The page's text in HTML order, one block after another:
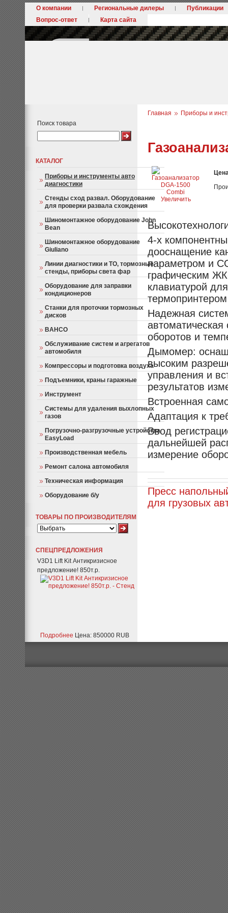
О компании Региональные дилеры
Публикации
Вопрос-ответ
Карта сайта
Поиск товара
КАТАЛОГ
Приборы и инструменты авто
диагностики
Стенды сход развал. Оборудование
для проверки развала схождения
Шиномонтажное оборудование John
Bean
Шиномонтажное оборудование
Giuliano
Линии диагностики и ТО, тормозные
стенды, приборы света фар
Оборудование для заправки
кондиционеров
Станки для проточки тормозных
дисков
BAHCO
Обслуживание систем и агрегатов
автомобиля
Компрессоры и подготовка воздуха
Подъемники, краны гаражные
Инструмент
Системы для удаления выхлопных
газов
Погрузочно-разгрузочные устройства
EasyLoad
Производственная мебель
Ремонт салона автомобиля
Техническая информация
Оборудование б/у
ТОВАРЫ ПО ПРОИЗВОДИТЕЛЯМ
СПЕЦПРЕДЛОЖЕНИЯ
V3D1 Lift Kit Антикризисное
предложение! 850т.р.
Подробнее Цена: 850000 RUB
Главная Приборы и
Увеличить
4-х
дооснащение
параметром и
графическим
клавиатурой
Надежная
оборотов и
Дымомер:
высоким
управления и
результатов
Встроенная
Адаптация к
Ввод
дальнейшей
измерение
Пресс
для грузовых